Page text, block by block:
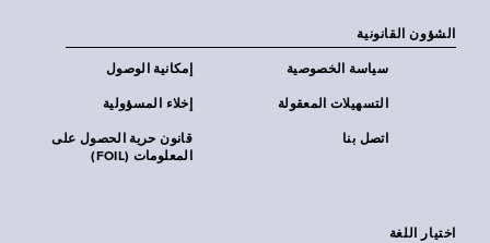
الشؤون القانونية
إمكانية الوصول سياسة الخصوصية
إخلاء المسؤولية التسهيلات المعقولة
قانون حرية الحصول على
المعلومات (FOIL)
اتصل بنا
اختيار اللغة